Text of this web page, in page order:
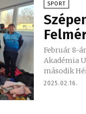
SPORT
Február 8-
Akadémia
második
2025.02.16.